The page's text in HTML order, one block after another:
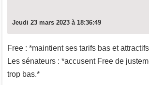
Jeudi 23 mars 2023 à 18:36:49
Free : *maintient ses tarifs bas et
Les sénateurs : *accusent Free de
trop bas.*